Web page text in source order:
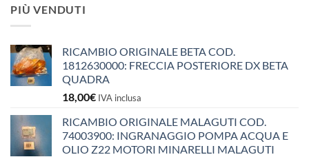
PIÙ VENDUTI
RICAMBIO ORIGINALE BETA COD.
1812630000: FRECCIA POSTERIORE DX BETA
QUADRA
18,00€ IVA inclusa
RICAMBIO ORIGINALE MALAGUTI COD.
74003900: INGRANAGGIO POMPA ACQUA E
OLIO Z22 MOTORI MINARELLI MALAGUTI